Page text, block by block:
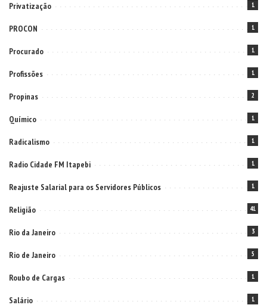
Privatização 1
PROCON 1
Procurado 1
Profissões 1
Propinas 2
Químico 1
Radicalismo 1
Radio Cidade FM Itapebi 1
Reajuste Salarial para os Servidores Públicos 1
Religião 41
Rio da Janeiro 3
Rio de Janeiro 5
Roubo de Cargas 1
Salário 1